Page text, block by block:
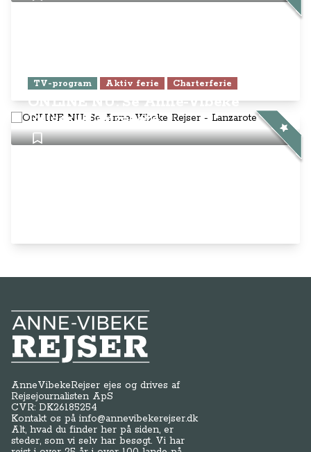
TV-program Aktiv ferie Charterferie
ONLINE NU: Se Anne-Vibeke
Rejser - Lanzarote
Anne-Vibeke Rejser
AnneVibekeRejser ejes og drives af
Rejsejournalisten ApS
CVR: DK26185254
Kontakt os påinfo@annevibekerejser.dk
Alt, hvad du finder her på siden, er
steder, som vi selv har besøgt. Vi har